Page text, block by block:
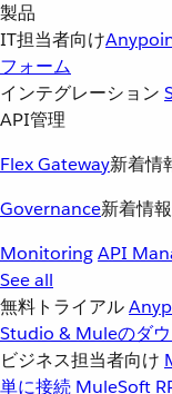
製品
IT担当者向け
フォーム
インテグレーション
API管理
Flex Gateway新着情
Governance新着情報
MonitoringAPI
See all
無料トライアル
Studio & Muleのダ
ビジネス担当者向け
単に接続 MuleSoft